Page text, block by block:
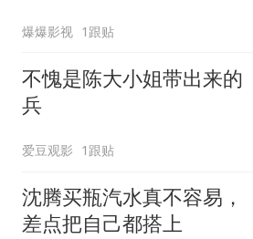
爆爆影视 1跟贴
不愧是陈大小姐带出来的
兵
爱豆观影 1跟贴
沈腾买瓶汽水真不容易，
差点把自己都搭上